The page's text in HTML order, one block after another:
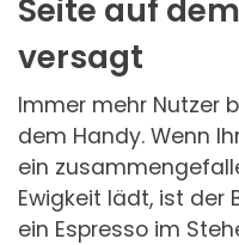
Seite auf
versagt
Immer mehr Nutzer
dem Handy. Wenn
ein
Ewigkeit lädt, ist der
ein Espresso im